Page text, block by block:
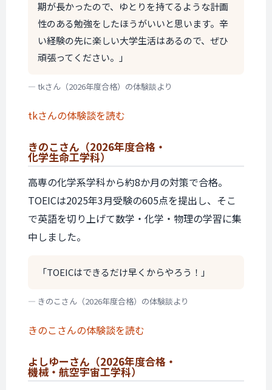
期が長かったので、ゆとりを持てるような計画
性のある勉強をしたほうがいいと思います。辛
い経験の先に楽しい大学生活はあるので、ぜひ
頑張ってください。」
— tkさん（2026年度合格）の体験談より
tkさんの体験談を読む
きのこさん （2026年度合格・
化学生命工学科）
高専の化学系学科から約8か月の対策で合格。
TOEICは2025年3月受験の605点を提出し、そこ
で英語を切り上げて数学・化学・物理の学習に集
中しました。
「TOEICはできるだけ早くからやろう！」
— きのこさん（2026年度合格）の体験談より
きのこさんの体験談を読む
よしゆーさん （2026年度合格・
機械・航空宇宙工学科）